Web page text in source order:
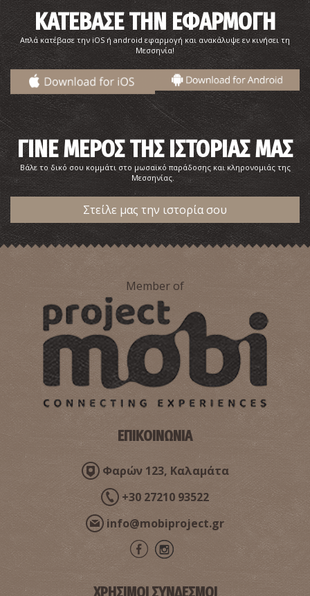
ΚΑΤΕΒΑΣΕ ΤΗΝ ΕΦΑΡΜΟΓΗ
Απλά κατέβασε την iOS ή android εφαρμογή και ανακάλυψε εν κινήσει τη
Μεσσηνία!
ΓΙΝΕ ΜΕΡΟΣ ΤΗΣ ΙΣΤΟΡΙΑΣ ΜΑΣ
Βάλε το δικό σου κομμάτι στο μωσαϊκό παράδοσης και κληρονομιάς της
Μεσσηνίας.
Στείλε μας την ιστορία σου
Member of
ΕΠΙΚΟΙΝΩΝΙΑ
Φαρών 123, Καλαμάτα
+30 27210 93522
info@mobiproject.gr
ΧΡΗΣΙΜΟΙ ΣΥΝΔΕΣΜΟΙ